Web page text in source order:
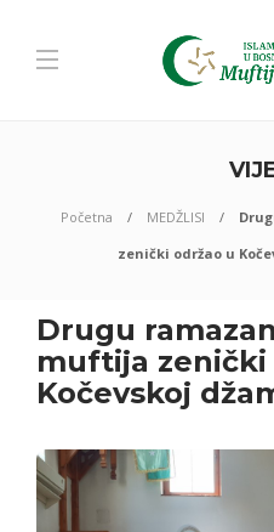
Početna MEDŽLISI
zenički održao u
Drugu
muftija zenički
Kočevskoj